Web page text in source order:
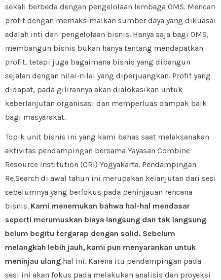
sekali berbeda dengan pengelolaan lembaga OMS. Mencari
profit dengan memaksimalkan sumber daya yang dikuasai
adalah inti dari pengelolaan bisnis. Hanya saja bagi OMS,
membangun bisnis bukan hanya tentang mendapatkan
profit, tetapi juga bagaimana bisnis yang dibangun
sejalan dengan nilai-nilai yang diperjuangkan. Profit yang
didapat, pada gilirannya akan dialokasikan untuk
keberlanjutan organisasi dan memperluas dampak baik
bagi masyarakat.
Topik unit bisnis ini yang kami bahas saat melaksanakan
aktivitas pendampingan bersama Yayasan Combine
Resource Institution (CRI) Yogyakarta. Pendampingan
Re.Search di awal tahun ini merupakan kelanjutan dari sesi
sebelumnya yang berfokus pada peninjauan rencana
bisnis. Kami menemukan bahwa hal-hal mendasar
seperti merumuskan biaya langsung dan tak langsung
belum begitu tergarap dengan solid. Sebelum
melangkah lebih jauh, kami pun menyarankan untuk
meninjau ulang hal ini. Karena itu pendampingan pada
sesi ini akan fokus pada melakukan analisis dan proyeksi